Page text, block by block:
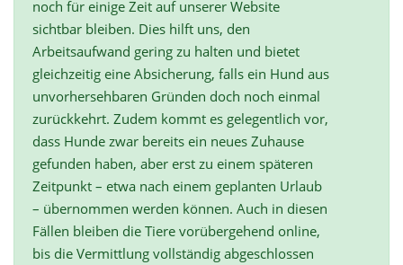
noch für einige Zeit auf unserer Website
sichtbar bleiben. Dies hilft uns, den
Arbeitsaufwand gering zu halten und bietet
gleichzeitig eine Absicherung, falls ein Hund aus
unvorhersehbaren Gründen doch noch einmal
zurückkehrt. Zudem kommt es gelegentlich vor,
dass Hunde zwar bereits ein neues Zuhause
gefunden haben, aber erst zu einem späteren
Zeitpunkt – etwa nach einem geplanten Urlaub
– übernommen werden können. Auch in diesen
Fällen bleiben die Tiere vorübergehend online,
bis die Vermittlung vollständig abgeschlossen